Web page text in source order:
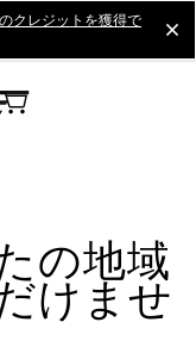
クレジットを獲得で
の地域
けませ